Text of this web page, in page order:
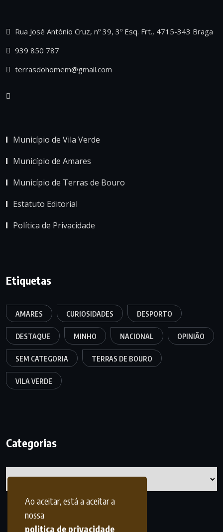
Ao aceitar, está a aceitar a
nossa
politica de privacidade
Rua José António Cruz, nº 39, 3º Esq. Frt., 4715-343 Braga
939 850 787
terrasdohomem@gmail.com
Município de Vila Verde
Município de Amares
Município de Terras de Bouro
Estatuto Editorial
Política de Privacidade
Etiquetas
AMARES CURIOSIDADES DESPORTO
DESTAQUE MINHO NACIONAL OPINIÃO
SEM CATEGORIA TERRAS DE BOURO
VILA VERDE
Categorias